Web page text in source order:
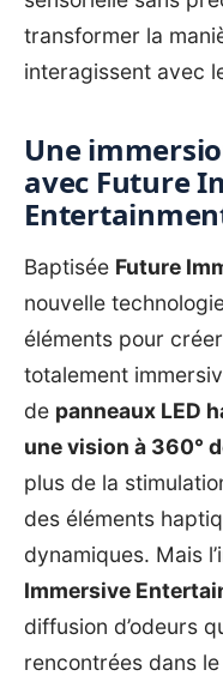
transformer la
interagissent avec
Une
avec Future
Baptisée Future
nouvelle
éléments pour
totalement
de panneaux LED
une vision à 360°
plus de la
des éléments
dynamiques. Mais
Immersive
diffusion d’odeurs
rencontrées dans le